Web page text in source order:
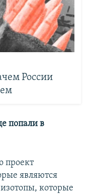
России
попали в
проект
являются
которые